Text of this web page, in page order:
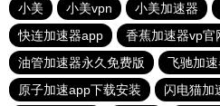
小美
小美vpn 小美加速器
快连加速器app
香蕉加速器vp官
油管加速器永久免费版
飞驰加
原子加速app下载安装
闪电猫加